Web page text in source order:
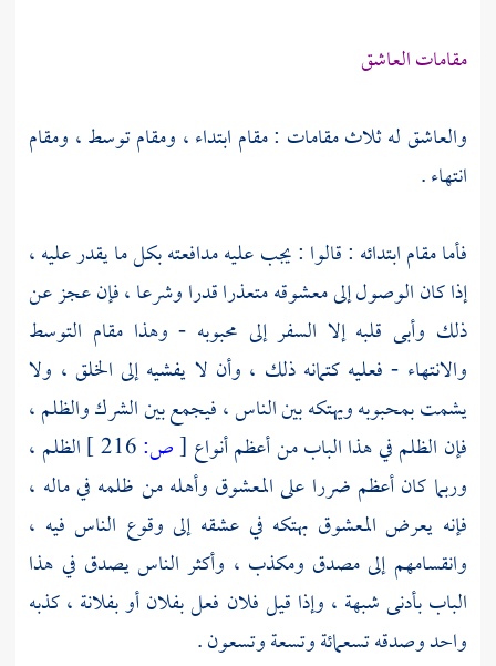
مقامات العاشق
والعاشق له ثلاث مقامات : مقام ابتداء ، ومقام توسط ، ومقام
انتهاء .
فأما مقام ابتدائه : قالوا : يجب عليه مدافعته بكل ما يقدر عليه ،
إذا كان الوصول إلى معشوقه متعذرا قدرا وشرعا ، فإن عجز عن
ذلك وأبى قلبه إلا السفر إلى محبوبه - وهذا مقام التوسط
والانتهاء - فعليه كتمانه ذلك ، وأن لا يفشيه إلى الخلق ، ولا
يشمت بمحبوبه ويهتكه بين الناس ، فيجمع بين الشرك والظلم ،
فإن الظلم في هذا الباب من أعظم أنواع [ص:
الظلم ،
وربما كان أعظم ضررا على المعشوق وأهله من ظلمه في ماله ،
فإنه يعرض المعشوق بهتكه في عشقه إلى وقوع الناس فيه ،
وانقسامهم إلى مصدق ومكذب ، وأكثر الناس يصدق في هذا
الباب بأدنى شبهة ، وإذا قيل فلان فعل بفلان أو بفلانة ، كذبه
واحد وصدقه تسعمائة وتسعة وتسعون .